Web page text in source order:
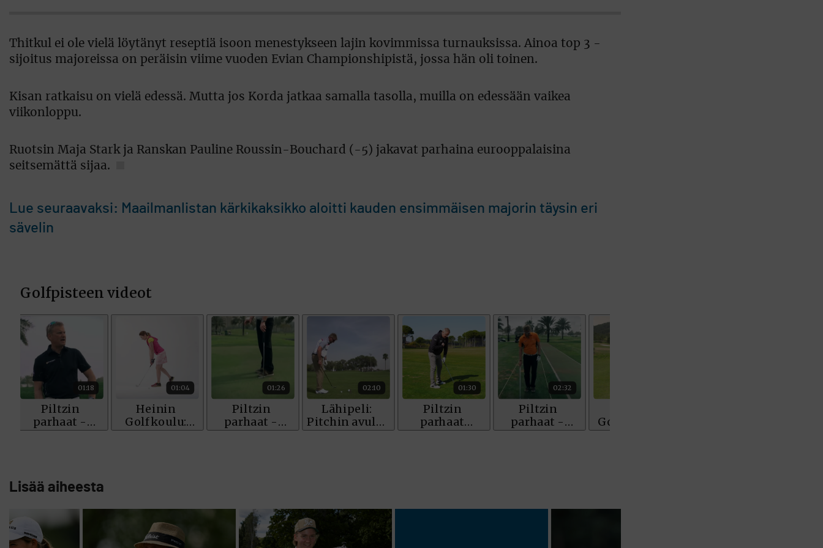
Thitkul ei ole vielä löytänyt reseptiä isoon menestykseen lajin kovimmissa turnauksissa. Ainoa top 3 -
sijoitus majoreissa on peräisin viime vuoden Evian Championshipistä, jossa hän oli toinen.
Kisan ratkaisu on vielä edessä. Mutta jos Korda jatkaa samalla tasolla, muilla on edessään vaikea
viikonloppu.
Ruotsin Maja Stark ja Ranskan Pauline Roussin-Bouchard (-5) jakavat parhaina eurooppalaisina
seitsemättä sijaa.
Lue seuraavaksi: Maailmanlistan kärkikaksikko aloitti kauden ensimmäisen majorin täysin eri
sävelin
Lisää aiheesta